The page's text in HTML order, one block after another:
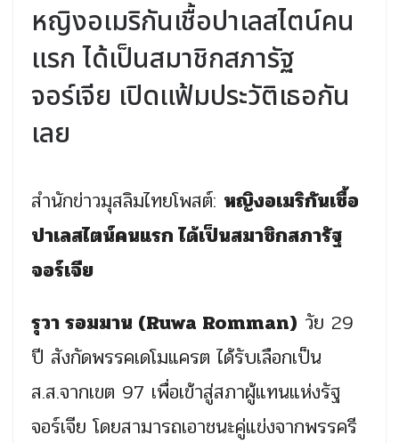
หญิงอเมริกันเชื้อปาเลสไตน์คน
แรก ได้เป็นสมาชิกสภารัฐ
จอร์เจีย เปิดแฟ้มประวัติเธอกัน
เลย
สำนักข่าวมุสลิมไทยโพสต์: หญิงอเมริกันเชื้อ
ปาเลสไตน์คนแรก ได้เป็นสมาชิกสภารัฐ
จอร์เจีย
รุวา รอมมาน (Ruwa Romman) วัย 29
ปี สังกัดพรรคเดโมแครต ได้รับเลือกเป็น
ส.ส.จากเขต 97 เพื่อเข้าสู่สภาผู้แทนแห่งรัฐ
จอร์เจีย โดยสามารถเอาชนะคู่แข่งจากพรรครี